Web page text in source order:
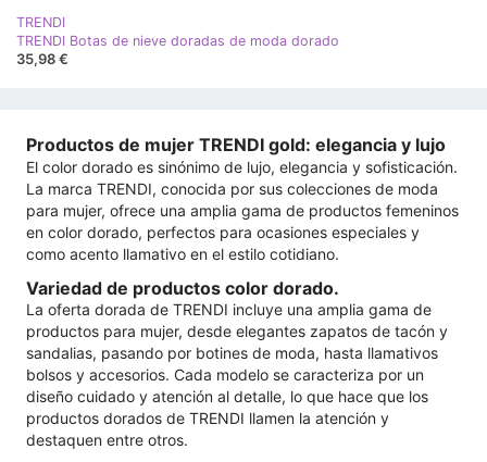
TRENDI
TRENDI Botas de nieve doradas de moda dorado
35,98 €
Productos de mujer TRENDI gold: elegancia y lujo
El color dorado es sinónimo de lujo, elegancia y sofisticación.
La marca TRENDI, conocida por sus colecciones de moda
para mujer, ofrece una amplia gama de productos femeninos
en color dorado, perfectos para ocasiones especiales y
como acento llamativo en el estilo cotidiano.
Variedad de productos color dorado.
La oferta dorada de TRENDI incluye una amplia gama de
productos para mujer, desde elegantes zapatos de tacón y
sandalias, pasando por botines de moda, hasta llamativos
bolsos y accesorios. Cada modelo se caracteriza por un
diseño cuidado y atención al detalle, lo que hace que los
productos dorados de TRENDI llamen la atención y
destaquen entre otros.